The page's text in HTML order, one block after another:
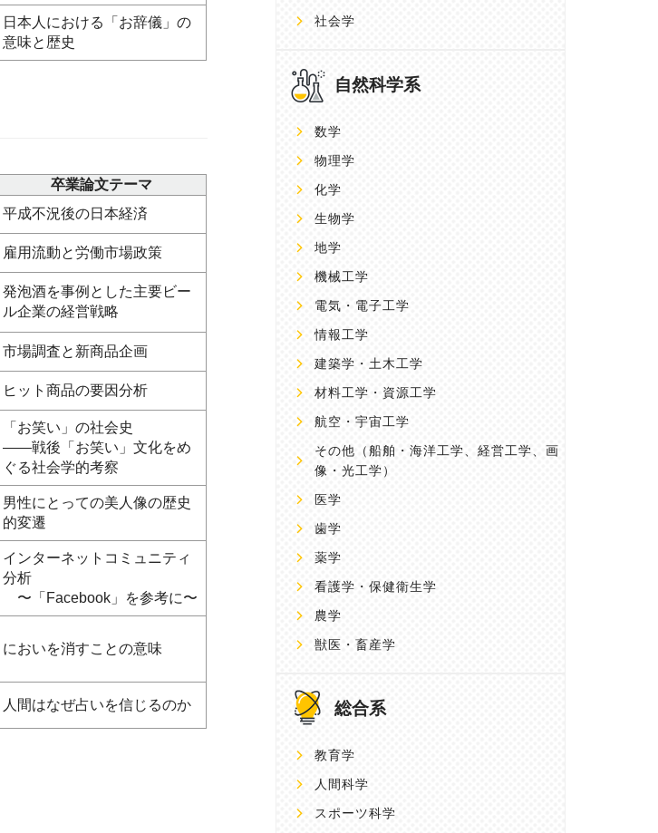
日本人における「お辞儀」の
意味と歴史
卒業論文テーマ
平成不況後の日本経済
雇用流動と労働市場政策
発泡酒を事例とした主要ビー
ル企業の経営戦略
市場調査と新商品企画
ヒット商品の要因分析
「お笑い」の社会史
――戦後「お笑い」文化をめ
ぐる社会学的考察
男性にとっての美人像の歴史
的変遷
インターネットコミュニティ
分析
〜「Facebook」を参考に〜
においを消すことの意味
人間はなぜ占いを信じるのか
社会学
自然科学系
数学
物理学
化学
生物学
地学
機械工学
電気・電子工学
情報工学
建築学・土木工学
材料工学・資源工学
航空・宇宙工学
その他 （船舶・海洋工学、経営工学、画
像・光工学）
医学
歯学
薬学
看護学・保健衛生学
農学
獣医・畜産学
総合系
教育学
人間科学
スポーツ科学